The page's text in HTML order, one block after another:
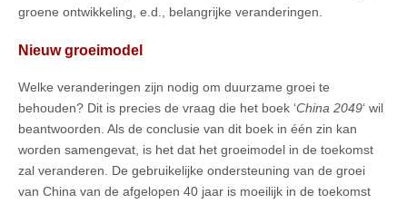
groene ontwikkeling, e.d., belangrijke veranderingen.
Nieuw groeimodel
Welke veranderingen zijn nodig om duurzame groei te
behouden? Dit is precies de vraag die het boek ‘China 2049‘ wil
beantwoorden. Als de conclusie van dit boek in één zin kan
worden samengevat, is het dat het groeimodel in de toekomst
zal veranderen. De gebruikelijke ondersteuning van de groei
van China van de afgelopen 40 jaar is moeilijk in de toekomst